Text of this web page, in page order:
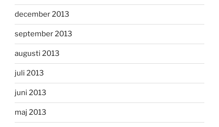
december 2013
september 2013
augusti 2013
juli 2013
juni 2013
maj 2013